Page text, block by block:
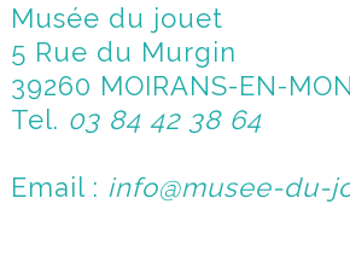
Musée du jouet
5 Rue du Murgin
39260 MOIRANS-EN-
Tel. 03 84 42 38 64
Email : info@musee-du-